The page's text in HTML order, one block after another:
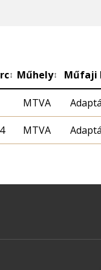
↕ Műhely↕ Műfaji
MTVA
MTVA